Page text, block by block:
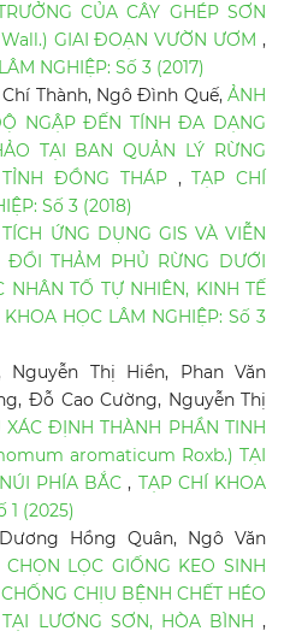
CỦA CÂY GHÉP SƠN
GIAI ĐOẠN VƯỜN ƯƠM,
NGHIỆP: Số 3 (2017)
Thành, Ngô Đình Quế,ẢNH
NGẬP ĐẾN TÍNH ĐA DẠNG
TẠI BAN QUẢN LÝ RỪNG
ĐỒNG THÁP ,TẠP CHÍ
Số 3 (2018)
ỨNG DỤNG GIS VÀ VIỄN
ĐỔI THẢM PHỦ RỪNG DƯỚI
NHÂN TỐ TỰ NHIÊN, KINH TẾ
KHOA HỌC LÂM NGHIỆP: Số 3
Nguyễn Thị Hiền, Phan Văn
Đỗ Cao Cường, Nguyễn Thị
XÁC ĐỊNH THÀNH PHẦN TINH
aromaticum Roxb.) TẠI
PHÍA BẮC, TẠP CHÍ KHOA
1 (2025)
Hồng Quân, Ngô Văn
CHỌN LỌC GIỐNG KEO SINH
CHỊU BỆNH CHẾT HÉO
TẠI LƯƠNG SƠN, HÒA BÌNH,